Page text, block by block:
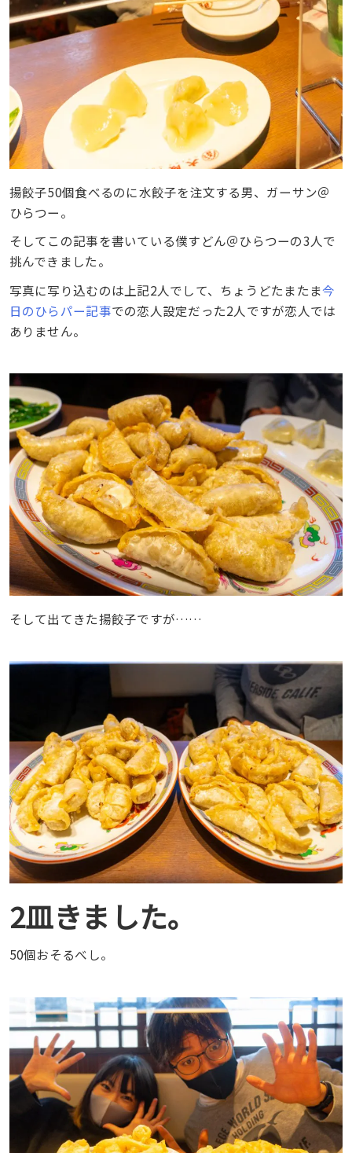
揚餃子50個食べるのに水餃子を注文する男、ガーサン＠
ひらつー。
そしてこの記事を書いている僕すどん＠ひらつーの3人で
挑んできました。
写真に写り込むのは上記2人でして、ちょうどたまたま今
日のひらパー記事での恋人設定だった2人ですが恋人では
ありません。
そして出てきた揚餃子ですが……
2皿きました。
50個おそるべし。